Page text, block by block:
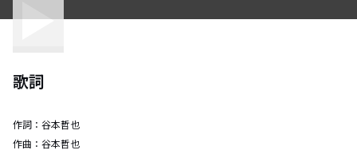
歌詞
作詞： 谷本哲也
作曲： 谷本哲也